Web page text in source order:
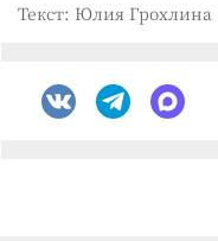
Текст: Юлия Грохлина